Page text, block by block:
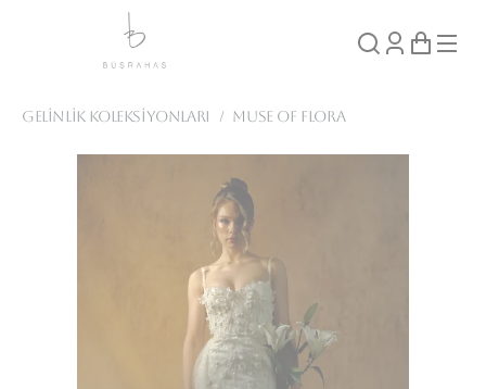
Gelinlik Koleksiyonları / Muse of Flora